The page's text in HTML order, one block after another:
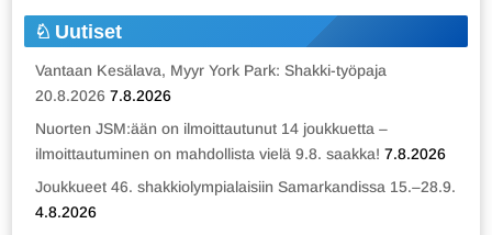
Uutiset
Vantaan Kesälava, Myyr York Park: Shakki-työpaja
20.8.2026 7.8.2026
Nuorten JSM:ään on ilmoittautunut 14 joukkuetta –
ilmoittautuminen on mahdollista vielä 9.8. saakka! 7.8.2026
Joukkueet 46. shakkiolympialaisiin Samarkandissa 15.–28.9.
4.8.2026